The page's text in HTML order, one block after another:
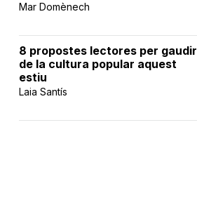
Mar Domènech
8 propostes lectores per gaudir
de la cultura popular aquest
estiu
Laia Santís